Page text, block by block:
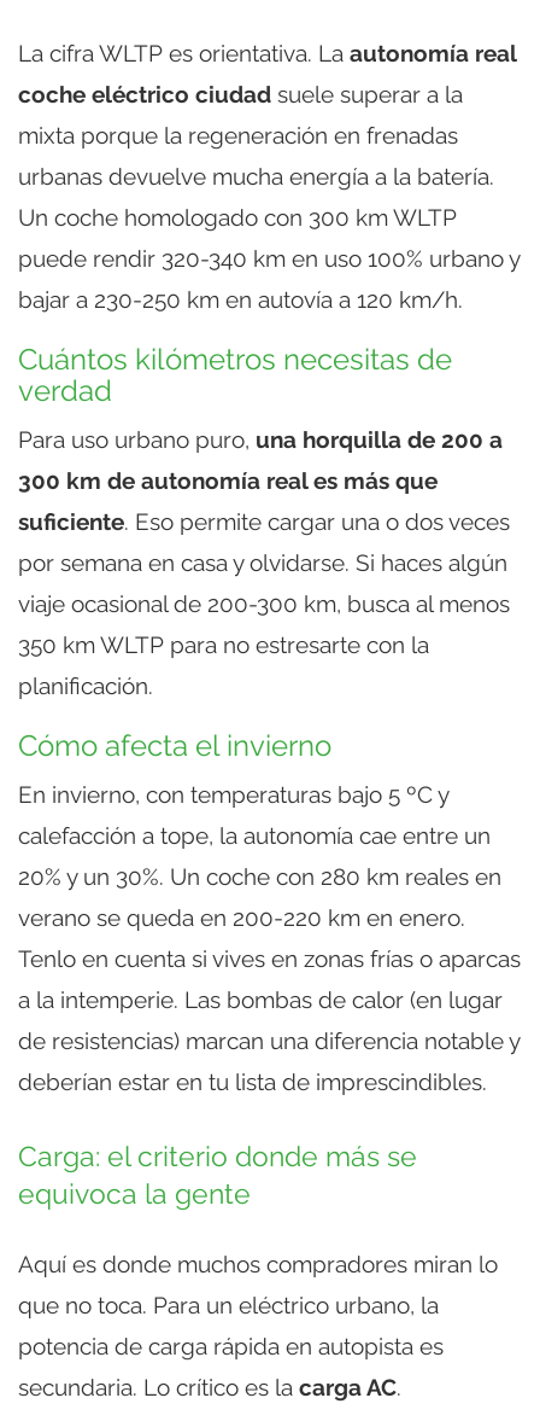
La cifra WLTP es orientativa. La autonomía real
coche eléctrico ciudad suele superar a la
mixta porque la regeneración en frenadas
urbanas devuelve mucha energía a la batería.
Un coche homologado con 300 km WLTP
puede rendir 320-340 km en uso 100% urbano y
bajar a 230-250 km en autovía a 120 km/h.
Cuántos kilómetros necesitas de
verdad
Para uso urbano puro, una horquilla de 200 a
300 km de autonomía real es más que
suficiente. Eso permite cargar una o dos veces
por semana en casa y olvidarse. Si haces algún
viaje ocasional de 200-300 km, busca al menos
350 km WLTP para no estresarte con la
planificación.
Cómo afecta el invierno
En invierno, con temperaturas bajo 5 ºC y
calefacción a tope, la autonomía cae entre un
20% y un 30%. Un coche con 280 km reales en
verano se queda en 200-220 km en enero.
Tenlo en cuenta si vives en zonas frías o aparcas
a la intemperie. Las bombas de calor (en lugar
de resistencias) marcan una diferencia notable y
deberían estar en tu lista de imprescindibles.
Carga: el criterio donde más se
equivoca la gente
Aquí es donde muchos compradores miran lo
que no toca. Para un eléctrico urbano, la
potencia de carga rápida en autopista es
secundaria. Lo crítico es la carga AC.